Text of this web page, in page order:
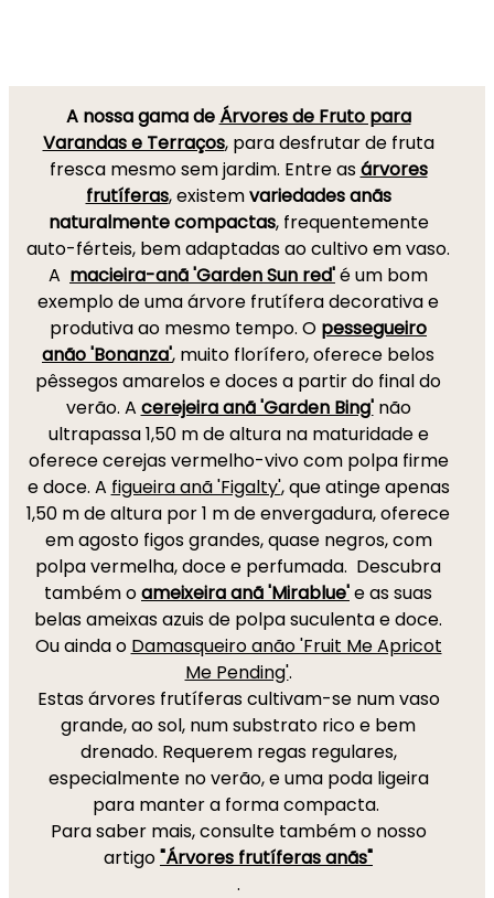
A nossa gama de Árvores de Fruto para
Varandas e Terraços, para desfrutar de fruta
fresca mesmo sem jardim. Entre asárvores
frutíferas, existemvariedades anãs
naturalmente compactas, frequentemente
auto-férteis, bem adaptadas ao cultivo em vaso.
A macieira-anã 'Garden Sun red'é um bom
exemplo de uma árvore frutífera decorativa e
produtiva ao mesmo tempo. O pessegueiro
anão 'Bonanza', muito florífero, oferece belos
pêssegos amarelos e doces a partir do final do
verão. A cerejeira anã 'Garden Bing' não
ultrapassa 1,50 m de altura na maturidade e
oferece cerejas vermelho-vivo com polpa firme
e doce. A figueira anã 'Figalty', que atinge apenas
1,50 m de altura por 1 m de envergadura, oferece
em agosto figos grandes, quase negros, com
polpa vermelha, doce e perfumada. Descubra
também oameixeira anã 'Mirablue'e as suas
belas ameixas azuis de polpa suculenta e doce.
Ou ainda o Damasqueiro anão 'Fruit Me Apricot
Me Pending'.
Estas árvores frutíferas cultivam-se num vaso
grande, ao sol, num substrato rico e bem
drenado. Requerem regas regulares,
especialmente no verão, e uma poda ligeira
para manter a forma compacta.
Para saber mais, consulte também o nosso
artigo"Árvores frutíferas anãs"
.